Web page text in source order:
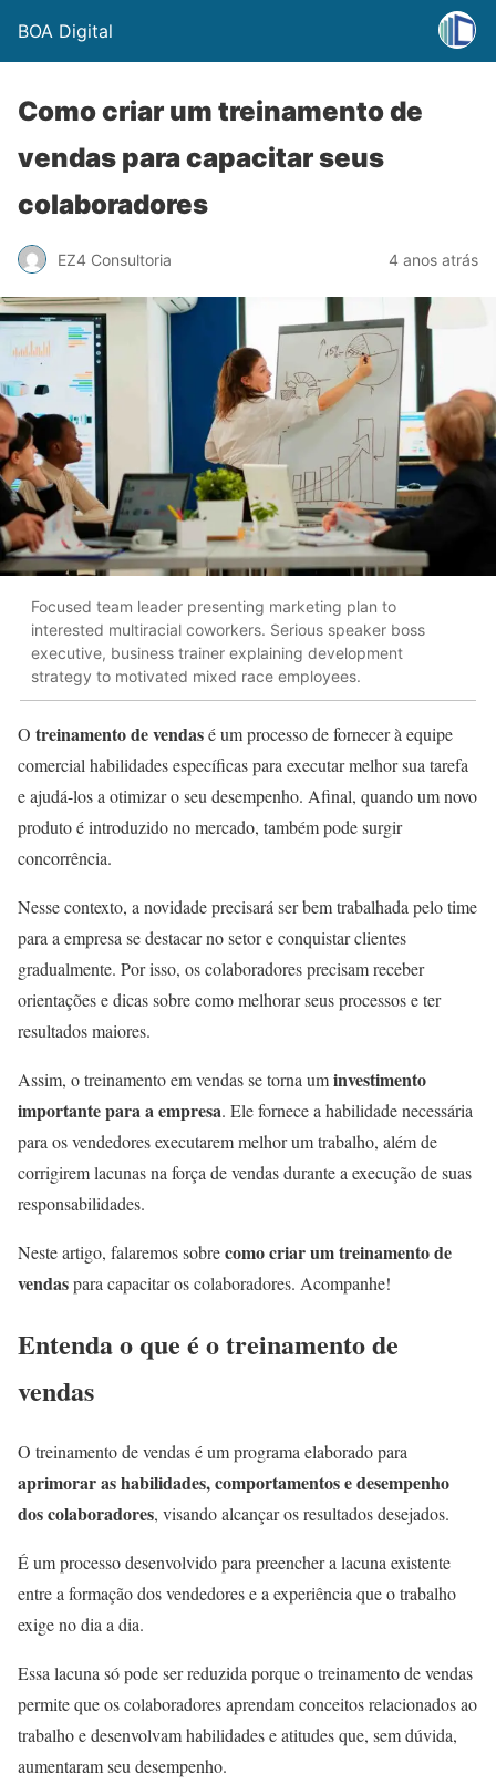
BOA Digital
Como criar um treinamento de
vendas para capacitar seus
colaboradores
EZ4 Consultoria 4 anos atrás
Focused team leader presenting marketing plan to
interested multiracial coworkers. Serious speaker boss
executive, business trainer explaining development
strategy to motivated mixed race employees.
O treinamento de vendasé um processo de fornecer à equipe
comercial habilidades específicas para executar melhor sua tarefa
e ajudá-los a otimizar o seu desempenho. Afinal, quando um novo
produto é introduzido no mercado, também pode surgir
concorrência.
Nesse contexto, a novidade precisará ser bem trabalhada pelo time
para a empresa se destacar no setor e conquistar clientes
gradualmente. Por isso, os colaboradores precisam receber
orientações e dicas sobre como melhorar seus processos e ter
resultados maiores.
Assim, o treinamento em vendas se torna uminvestimento
importante para a empresa. Ele fornece a habilidade necessária
para os vendedores executarem melhor um trabalho, além de
corrigirem lacunas na força de vendas durante a execução de suas
responsabilidades.
Neste artigo, falaremos sobrecomo criar um treinamento de
vendaspara capacitar os colaboradores. Acompanhe!
Entenda o que é o treinamento de
vendas
O treinamento de vendas é um programa elaborado para
aprimorar as habilidades, comportamentos e desempenho
dos colaboradores, visandoalcançar os resultados desejados.
É um processo desenvolvido para preencher a lacuna existente
entre a formação dos vendedores e a experiência que o trabalho
exige no dia a dia.
Essa lacuna só pode ser reduzida porque o treinamento de vendas
permite que os colaboradores aprendam conceitos relacionados ao
trabalho e desenvolvam habilidades e atitudes que, sem dúvida,
aumentaram seu desempenho.